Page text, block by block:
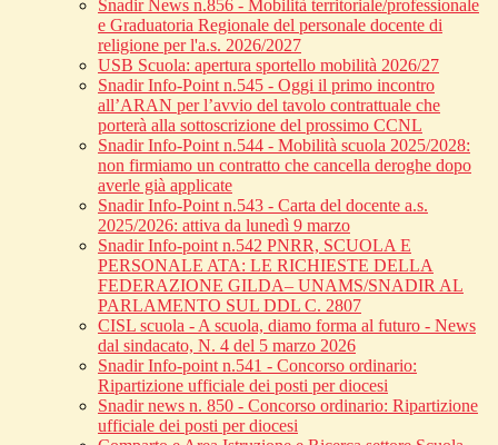
Snadir News n.856 - Mobilità territoriale/professionale
e Graduatoria Regionale del personale docente di
religione per l'a.s. 2026/2027
USB Scuola: apertura sportello mobilità 2026/27
Snadir Info-Point n.545 - Oggi il primo incontro
all’ARAN per l’avvio del tavolo contrattuale che
porterà alla sottoscrizione del prossimo CCNL
Snadir Info-Point n.544 - Mobilità scuola 2025/2028:
non firmiamo un contratto che cancella deroghe dopo
averle già applicate
Snadir Info-Point n.543 - Carta del docente a.s.
2025/2026: attiva da lunedì 9 marzo
Snadir Info-point n.542 PNRR, SCUOLA E
PERSONALE ATA: LE RICHIESTE DELLA
FEDERAZIONE GILDA– UNAMS/SNADIR AL
PARLAMENTO SUL DDL C. 2807
CISL scuola - A scuola, diamo forma al futuro - News
dal sindacato, N. 4 del 5 marzo 2026
Snadir Info-point n.541 - Concorso ordinario:
Ripartizione ufficiale dei posti per diocesi
Snadir news n. 850 - Concorso ordinario: Ripartizione
ufficiale dei posti per diocesi